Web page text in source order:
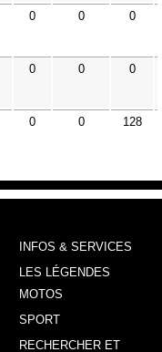
0 0 0
0 0 0
0 0 128
INFOS & SERVICES
LES LÉGENDES
MOTOS
SPORT
RECHERCHER ET